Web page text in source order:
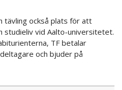
tävling också plats för att
studieliv vid Aalto-universitetet.
TF betalar
och bjuder på